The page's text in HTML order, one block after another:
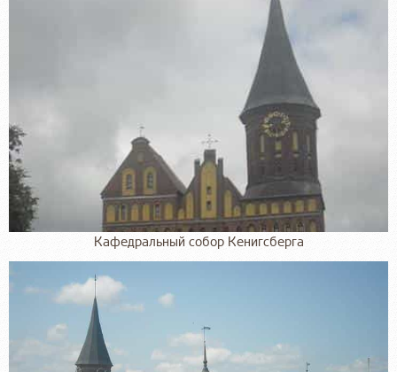
Кафедральный собор Кенигсберга